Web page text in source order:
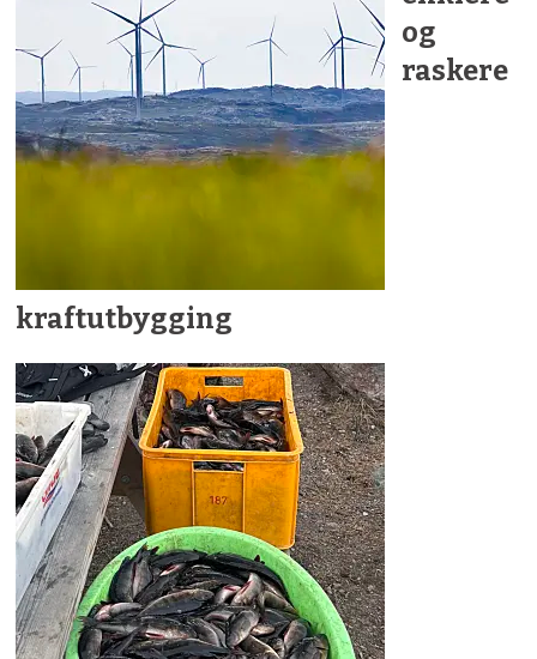
og
raskere
kraftutbygging